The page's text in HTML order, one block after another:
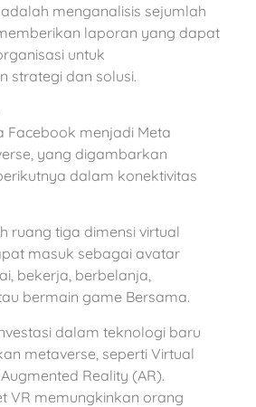
menganalisis sejumlah
laporan yang dapat
untuk
strategi dan solusi.
Facebook menjadi Meta
yang digambarkan
dalam konektivitas
ruang tiga dimensi virtual
masuk sebagai avatar
bekerja, berbelanja,
bermain game Bersama.
dalam teknologi baru
metaverse, seperti Virtual
Reality (AR).
VR memungkinkan orang